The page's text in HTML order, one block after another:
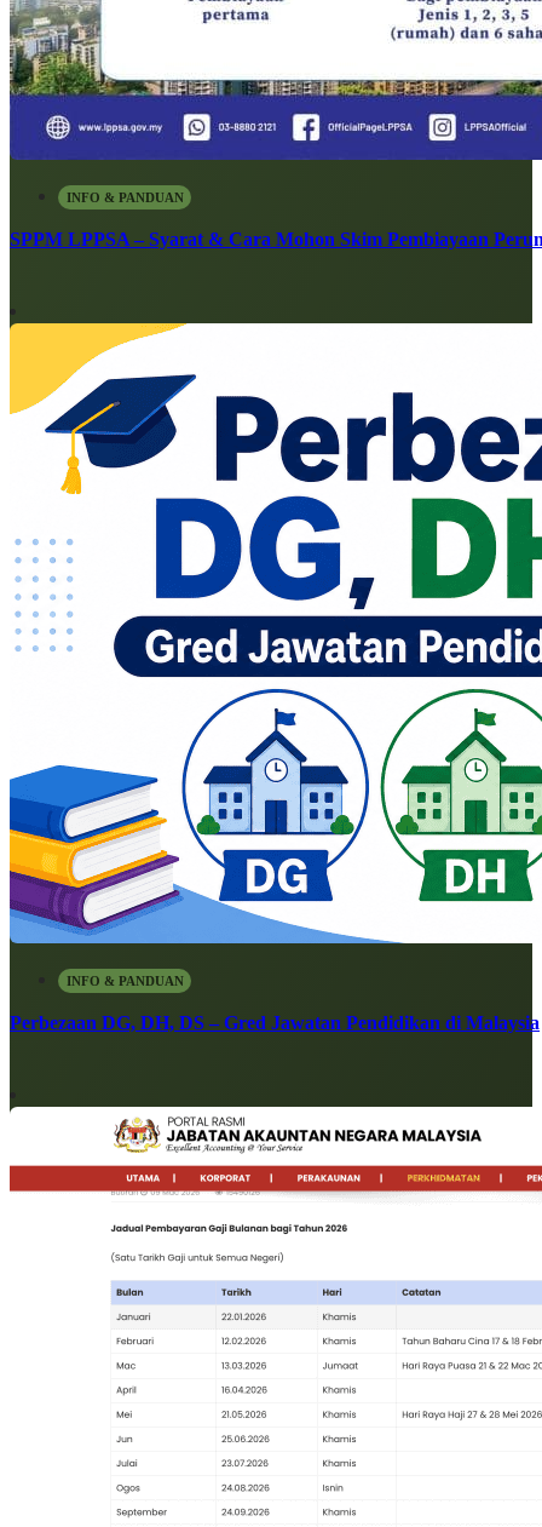
INFO & PANDUAN
SPPM LPPSA – Syarat & Cara Mohon Skim Pembiayaan
INFO & PANDUAN
Perbezaan DG, DH, DS – Gred Jawatan Pendidikan di Malaysia